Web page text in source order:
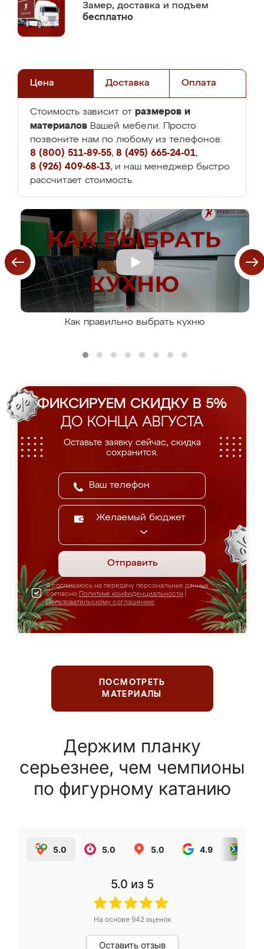
Замер, доставка и подъем
бесплатно
Цена Доставка Оплата
Стоимость зависит от размеров и
материалов Вашей мебели. Просто
позвоните нам по любому из телефонов:
8 (800) 511-89-55, 8 (495) 665-24-01,
8 (926) 409-68-13, и наш менеджер быстро
рассчитает стоимость.
Как правильно выбрать кухню
ФИКСИРУЕМ СКИДКУ В 5%
ДО КОНЦА АВГУСТА
Оставьте заявку сейчас, скидка
сохранится.
Желаемый бюджет
Отправить
Я соглашаюсь на передачу персональных данных
согласно Политике конфиденциальности
Пользовательскому соглашению
ПОСМОТРЕТЬ
МАТЕРИАЛЫ
Держим планку
серьезнее, чем чемпионы
по фигурному катанию
5.0 5.0 5.0 4.9
5.0 из 5
На основе 942оценок
Оставить отзыв